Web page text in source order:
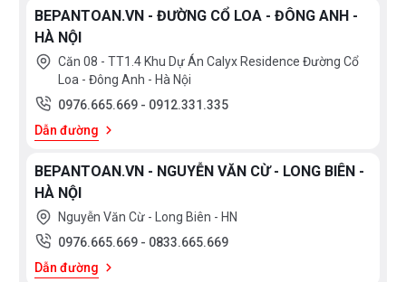
BEPANTOAN.VN - ĐƯỜNG CỔ LOA - ĐÔNG ANH -
HÀ NỘI
Căn 08 - TT1.4 Khu Dự Án Calyx Residence Đường Cổ
Loa - Đông Anh - Hà Nội
0976.665.669 - 0912.331.335
Dẫn đường
BEPANTOAN.VN - NGUYỄN VĂN CỪ - LONG BIÊN -
HÀ NỘI
Nguyễn Văn Cừ - Long Biên - HN
0976.665.669 - 0833.665.669
Dẫn đường